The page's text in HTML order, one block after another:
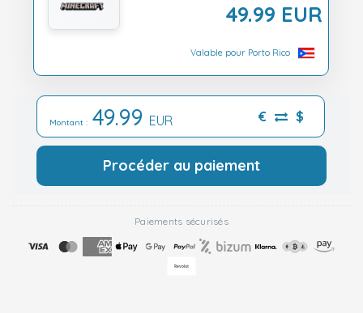
49.99 EUR
Valable pour Porto Rico
Montant : 49.99 EUR € $
Procéder au paiement
Paiements sécurisés